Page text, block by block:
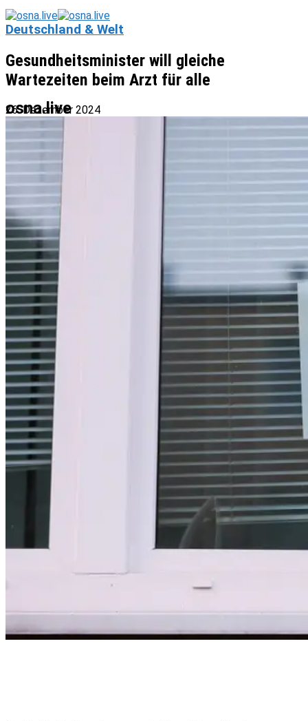
osna.live
Deutschland & Welt
Gesundheitsminister will gleiche
Wartezeiten beim Arzt für alle
26. Dezember 2024